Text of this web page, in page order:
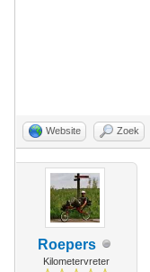
Website Zoek
Roepers
Kilometervreter